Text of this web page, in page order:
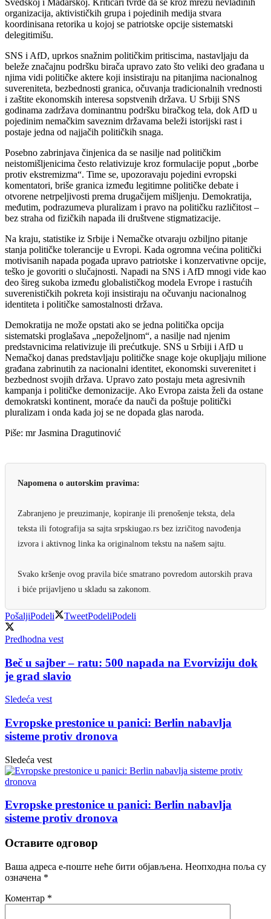
organizacija, aktivističkih grupa i pojedinih medija stvara
koordinisana retorika u kojoj se patriotske opcije sistematski
delegitimišu.
SNS i AfD, uprkos snažnim političkim pritiscima, nastavljaju da
beleže značajnu podršku birača upravo zato što veliki deo građana u
njima vidi političke aktere koji insistiraju na pitanjima nacionalnog
suvereniteta, bezbednosti granica, očuvanja tradicionalnih vrednosti
i zaštite ekonomskih interesa sopstvenih država. U Srbiji SNS
godinama zadržava dominantnu podršku biračkog tela, dok AfD u
pojedinim nemačkim saveznim državama beleži istorijski rast i
postaje jedna od najjačih političkih snaga.
Posebno zabrinjava činjenica da se nasilje nad političkim
neistomišljenicima često relativizuje kroz formulacije poput „borbe
protiv ekstremizma“. Time se, upozoravaju pojedini evropski
komentatori, briše granica između legitimne političke debate i
otvorene netrpeljivosti prema drugačijem mišljenju. Demokratija,
međutim, podrazumeva pluralizam i pravo na političku različitost –
bez straha od fizičkih napada ili društvene stigmatizacije.
Na kraju, statistike iz Srbije i Nemačke otvaraju ozbiljno pitanje
stanja političke tolerancije u Evropi. Kada ogromna većina politički
motivisanih napada pogađa upravo patriotske i konzervativne opcije,
teško je govoriti o slučajnosti. Napadi na SNS i AfD mnogi vide kao
deo šireg sukoba između globalističkog modela Evrope i rastućih
suverenističkih pokreta koji insistiraju na očuvanju nacionalnog
identiteta i političke samostalnosti država.
Demokratija ne može opstati ako se jedna politička opcija
sistematski proglašava „nepoželjnom“, a nasilje nad njenim
predstavnicima relativizuje ili prećutkuje. SNS u Srbiji i AfD u
Nemačkoj danas predstavljaju političke snage koje okupljaju milione
građana zabrinutih za nacionalni identitet, ekonomski suverenitet i
bezbednost svojih država. Upravo zato postaju meta agresivnih
kampanja i političke demonizacije. Ako Evropa zaista želi da ostane
demokratski kontinent, moraće da nauči da poštuje politički
pluralizam i onda kada joj se ne dopada glas naroda.
Piše: mr Jasmina Dragutinović
Napomena o autorskim pravima:
Zabranjeno je preuzimanje, kopiranje ili prenošenje teksta, dela
teksta ili fotografija sa sajta srpskiugao.rs bez izričitog navođenja
izvora i aktivnog linka ka originalnom tekstu na našem sajtu.
Svako kršenje ovog pravila biće smatrano povredom autorskih prava
i biće prijavljeno u skladu sa zakonom.
PošaljiPodeli TweetPodeliPodeli
Predhodna vest
Beč u sajber – ratu: 500 napada na Evorviziju dok
je grad slavio
Sledeća vest
Evropske prestonice u panici: Berlin nabavlja
sisteme protiv dronova
Sledeća vest
Evropske prestonice u panici: Berlin nabavlja
sisteme protiv dronova
Оставите одговор
Ваша адреса е-поште неће бити објављена. Неопходна поља су
означена *
Коментар *